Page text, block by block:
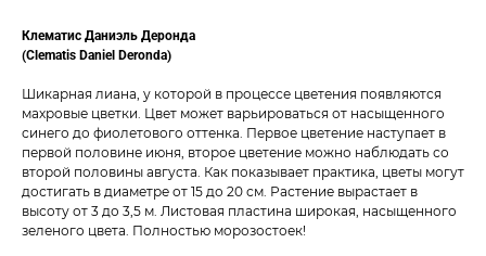
Клематис Даниэль Деронда
(Clematis Daniel Deronda)
Шикарная лиана, у которой в процессе цветения появляются
махровые цветки. Цвет может варьироваться от насыщенного
синего до фиолетового оттенка. Первое цветение наступает в
первой половине июня, второе цветение можно наблюдать со
второй половины августа. Как показывает практика, цветы могут
достигать в диаметре от 15 до 20 см. Растение вырастает в
высоту от 3 до 3,5 м. Листовая пластина широкая, насыщенного
зеленого цвета. Полностью морозостоек!